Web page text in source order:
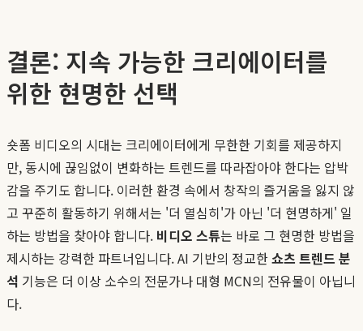
결론: 지속 가능한 크리에이터를
위한 현명한 선택
숏폼 비디오의 시대는 크리에이터에게 무한한 기회를 제공하지
만, 동시에 끊임없이 변화하는 트렌드를 따라잡아야 한다는 압박
감을 주기도 합니다. 이러한 환경 속에서 창작의 즐거움을 잃지 않
고 꾸준히 활동하기 위해서는 '더 열심히'가 아닌 '더 현명하게' 일
하는 방법을 찾아야 합니다. 비디오 스튜는 바로 그 현명한 방법을
제시하는 강력한 파트너입니다. AI 기반의 정교한쇼츠 트렌드 분
석 기능은 더 이상 소수의 전문가나 대형 MCN의 전유물이 아닙니
다.